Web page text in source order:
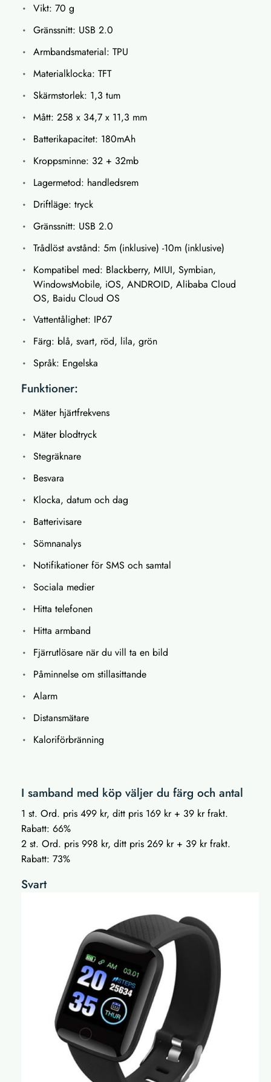
Vikt: 70 g
Gränssnitt: USB 2.0
Armbandsmaterial: TPU
Materialklocka: TFT
Skärmstorlek: 1,3 tum
Mått: 258 x 34,7 x 11,3 mm
Batterikapacitet: 180mAh
Kroppsminne: 32 + 32mb
Lagermetod: handledsrem
Driftläge: tryck
Gränssnitt: USB 2.0
Trådlöst avstånd: 5m (inklusive) -10m (inklusive)
Kompatibel med: Blackberry, MIUI, Symbian,
WindowsMobile, iOS, ANDROID, Alibaba Cloud
OS, Baidu Cloud OS
Vattentålighet: IP67
Färg: blå, svart, röd, lila, grön
Språk: Engelska
Funktioner:
Mäter hjärtfrekvens
Mäter blodtryck
Stegräknare
Besvara
Klocka, datum och dag
Batterivisare
Sömnanalys
Notifikationer för SMS och samtal
Sociala medier
Hitta telefonen
Hitta armband
Fjärrutlösare när du vill ta en bild
Påminnelse om stillasittande
Alarm
Distansmätare
Kaloriförbränning
I samband med köp väljer du färg och antal
1 st. Ord. pris 499 kr, ditt pris 169 kr + 39 kr frakt.
Rabatt: 66%
2 st. Ord. pris 998 kr, ditt pris 269 kr + 39 kr frakt.
Rabatt: 73%
Svart